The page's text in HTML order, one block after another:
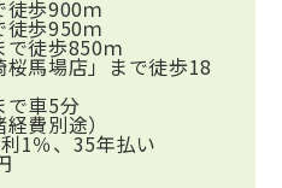
徒歩900ｍ
徒歩950ｍ
で徒歩850ｍ
桜馬場店」まで徒歩18
で車5分
費別途）
1％、35年払い